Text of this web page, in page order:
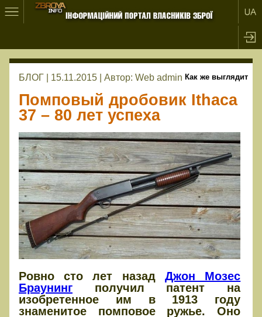
БЛОГ | 15.11.2015 | Автор: Web admin
Помповый дробовик Ithaca
37 – 80 лет успеха
Ровно сто лет назад Джон Мозес
Браунинг получил патент на
изобретенное им в 1913 году
знаменитое помповое ружье. Оно
Как же выглядит